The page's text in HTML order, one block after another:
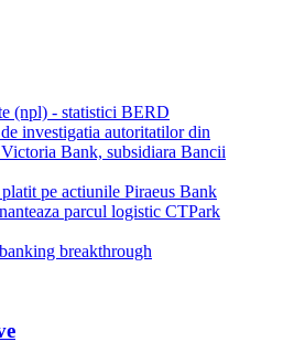
(npl) - statistici BERD
investigatia autoritatilor din
Bank, subsidiara Bancii
pe actiunile Piraeus Bank
parcul logistic CTPark
breakthrough